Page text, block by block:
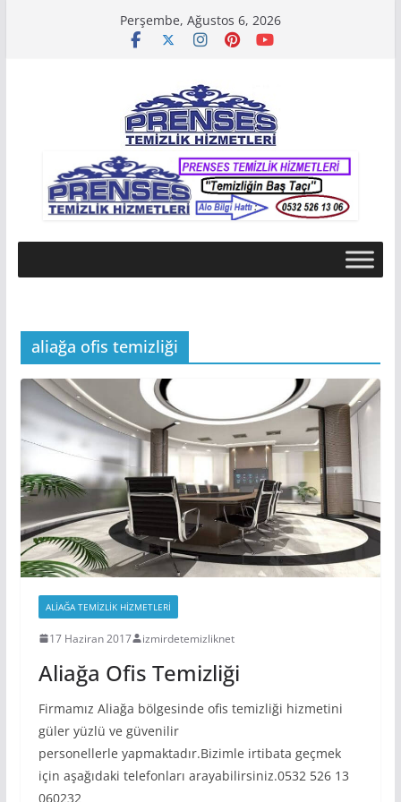
Perşembe, Ağustos 6, 2026
aliağa ofis temizliği
ALIAĞA TEMIZLIK HIZMETLERI
17 Haziran 2017 izmirdetemizliknet
Aliağa Ofis Temizliği
Firmamız Aliağa bölgesinde ofis temizliği hizmetini
güler yüzlü ve güvenilir
personellerle yapmaktadır.Bizimle irtibata geçmek
için aşağıdaki telefonları arayabilirsiniz.0532 526 13
060232